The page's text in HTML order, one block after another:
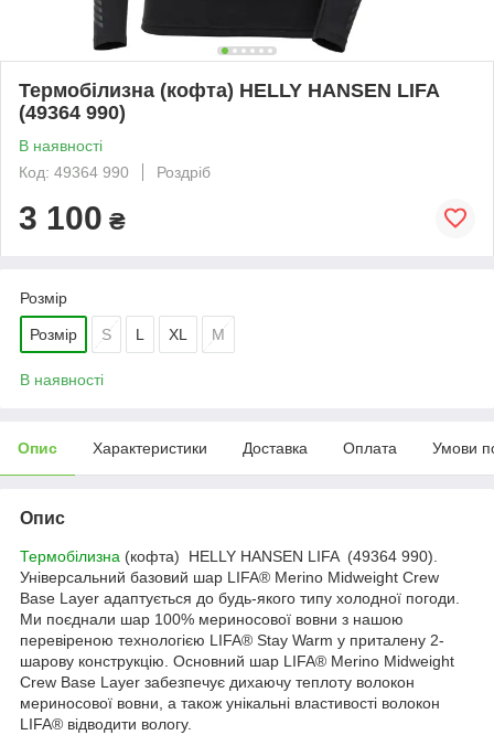
Термобілизна (кофта) HELLY HANSEN LIFA
(49364 990)
В наявності
Код: 49364 990
Роздріб
3 100 ₴
Розмір
Розмір S L XL М
В наявності
Опис Характеристики Доставка Оплата Умови
Опис
Термобілизна (кофта) HELLY HANSEN LIFA (49364 990).
Універсальний базовий шар LIFA® Merino Midweight Crew
Base Layer адаптується до будь-якого типу холодної погоди.
Ми поєднали шар 100% мериносової вовни з нашою
перевіреною технологією LIFA® Stay Warm у приталену 2-
шарову конструкцію. Основний шар LIFA® Merino Midweight
Crew Base Layer забезпечує дихаючу теплоту волокон
мериносової вовни, а також унікальні властивості волокон
LIFA® відводити вологу.